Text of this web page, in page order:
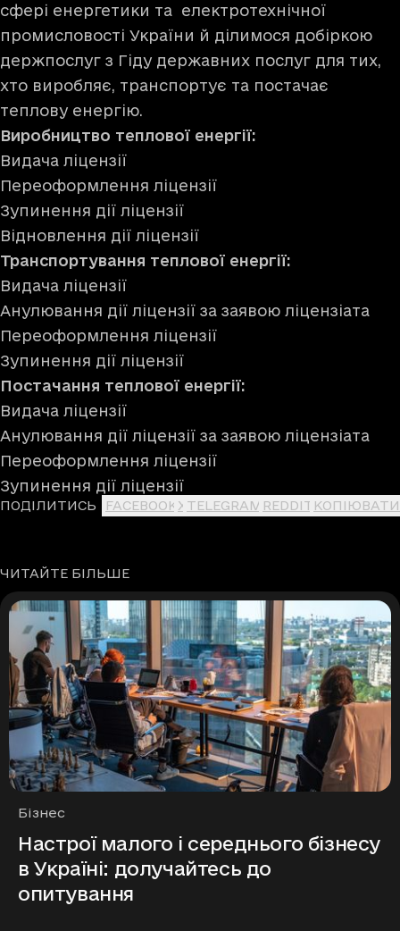
сфері енергетики та електротехнічної
промисловості України й ділимося добіркою
держпослуг з Гіду державних послуг для тих,
хто виробляє, транспортує та постачає
теплову енергію.
Виробництво теплової енергії:
Видача ліцензії
Переоформлення ліцензії
Зупинення дії ліцензії
Відновлення дії ліцензії
Транспортування теплової енергії:
Видача ліцензії
Анулювання дії ліцензії за заявою ліцензіата
Переоформлення ліцензії
Зупинення дії ліцензії
Постачання теплової енергії:
Видача ліцензії
Анулювання дії ліцензії за заявою ліцензіата
Переоформлення ліцензії
Зупинення дії ліцензії
ПОДІЛИТИСЬ FACEBOOK X TELEGRAM REDDIT КОПІЮВАТИ
ЧИТАЙТЕ БІЛЬШЕ
Рубрики
Бізнес
Настрої малого і середнього бізнесу
в Україні: долучайтесь до
опитування